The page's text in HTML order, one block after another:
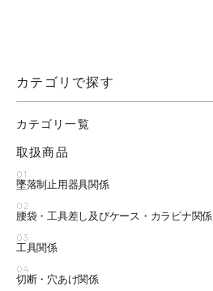
カテゴリで探す
カテゴリ一覧
取扱商品
01
墜落制止用器具関係
02
腰袋・工具差し及びケース・カラビナ関係
03
工具関係
04
切断・穴あけ関係